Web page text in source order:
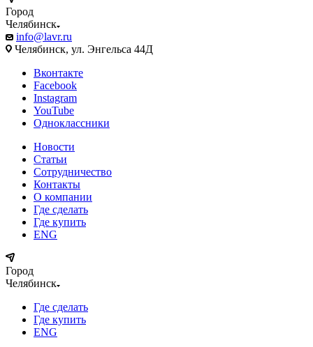
Город
Челябинск
info@lavr.ru
Челябинск, ул. Энгельса 44Д
Вконтакте
Facebook
Instagram
YouTube
Одноклассники
Новости
Статьи
Сотрудничество
Контакты
О компании
Где сделать
Где купить
ENG
Город
Челябинск
Где сделать
Где купить
ENG